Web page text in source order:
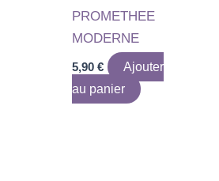
PROMETHEE
MODERNE
5,90€
Ajouter
au panier